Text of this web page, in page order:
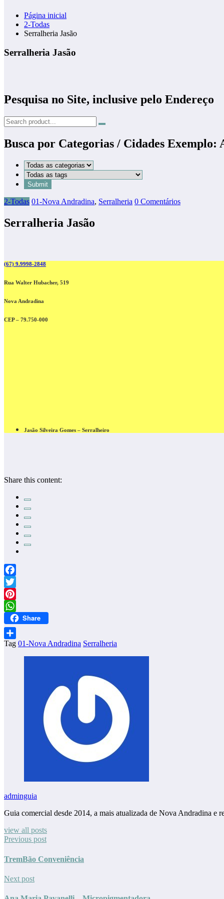
Página inicial
2-Todas
Serralheria Jasão
Serralheria Jasão
Pesquisa no Site, inclusive pelo Endereço
Busca por Categorias / Cidades Exemplo:
2-Todas 01-Nova Andradina, Serralheria 0 Comentários
Serralheria Jasão
(67) 9.9998-2848
Rua Walter Hubacher, 519
Nova Andradina
CEP – 79.750-000
Jasão Silveira Gomes – Serralheiro
Share this content:
Facebook
Twitter
Pinterest
WhatsApp
Share
Share
Tag 01-Nova Andradina Serralheria
adminguia
Guia comercial desde 2014, a mais atualizada de Nova Andradina e
view all posts
Previous post
TremBão Conveniência
Next post